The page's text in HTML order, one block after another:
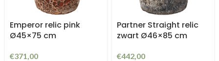
Emperor relic pink
Ø45×75 cm
€371,00
Partner Straight relic
zwart Ø46×85 cm
€442,00